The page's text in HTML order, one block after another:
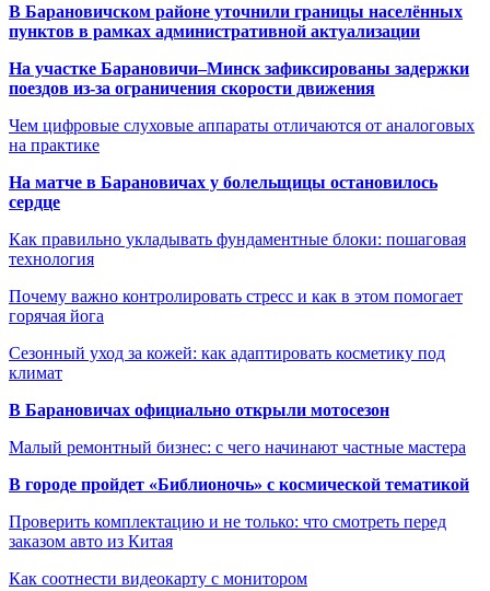
В Барановичском районе уточнили границы населённых
пунктов в рамках административной актуализации
На участке Барановичи–Минск зафиксированы задержки
поездов из-за ограничения скорости движения
Чем цифровые слуховые аппараты отличаются от аналоговых
на практике
На матче в Барановичах у болельщицы остановилось
сердце
Как правильно укладывать фундаментные блоки: пошаговая
технология
Почему важно контролировать стресс и как в этом помогает
горячая йога
Сезонный уход за кожей: как адаптировать косметику под
климат
В Барановичах официально открыли мотосезон
Малый ремонтный бизнес: с чего начинают частные мастера
В городе пройдет «Библионочь» с космической тематикой
Проверить комплектацию и не только: что смотреть перед
заказом авто из Китая
Как соотнести видеокарту с монитором